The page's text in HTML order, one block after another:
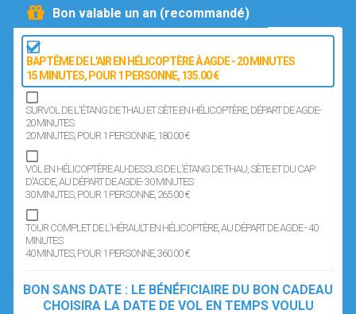
Bon valable un an (recommandé)
BAPTÊME DE L'AIR EN HÉLICOPTÈRE À AGDE - 20 MINUTES
15 MINUTES, POUR 1 PERSONNE, 135.00 €
SURVOL DE L'ÉTANG DE THAU ET SÈTE EN HÉLICOPTÈRE, DÉPART DE AGDE-
20 MINUTES
20 MINUTES, POUR 1 PERSONNE, 180.00 €
VOL EN HÉLICOPTÈRE AU-DESSUS DE L'ÉTANG DE THAU, SÈTE ET DU CAP
D'AGDE, AU DÉPART DE AGDE- 30 MINUTES
30 MINUTES, POUR 1 PERSONNE, 265.00 €
TOUR COMPLET DE L'HÉRAULT EN HÉLICOPTÈRE, AU DÉPART DE AGDE - 40
MINUTES
40 MINUTES, POUR 1 PERSONNE, 360.00 €
BON SANS DATE : LE BÉNÉFICIAIRE DU BON CADEAU
CHOISIRA LA DATE DE VOL EN TEMPS VOULU